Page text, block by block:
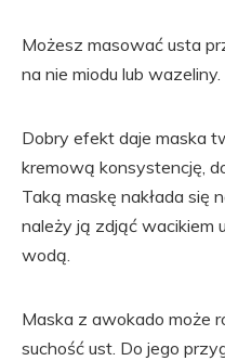
Możesz masować usta
na nie miodu lub wazeliny.
Dobry efekt daje maska
kremową konsystencję,
Taką maskę nakłada się
należy ją zdjąć wacikiem
wodą.
Maska z awokado może
suchość ust. Do jego